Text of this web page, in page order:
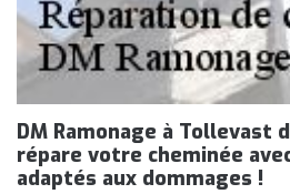
DM Ramonage à Tollevast
répare votre cheminée
adaptés aux dommages !